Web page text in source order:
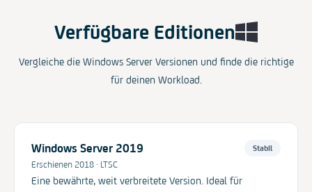
Verfügbare Editionen
Vergleiche die Windows Server Versionen und finde die richtige
für deinen Workload.
Windows Server 2019
Erschienen 2018 · LTSC
Stabil
Eine bewährte, weit verbreitete Version. Ideal für